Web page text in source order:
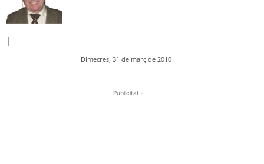
|
Dimecres, 31 de març de 2010
- Publicitat -